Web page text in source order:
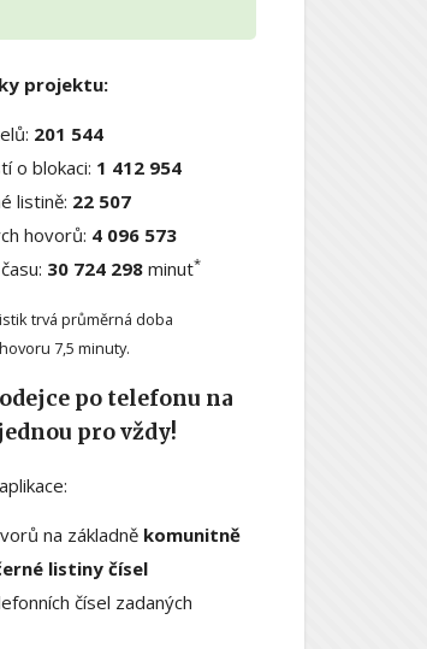
projektu:
201 544
o blokaci: 1 412 954
listině: 22 507
hovorů: 4 096 573
30 724 298minut*
trvá průměrná doba
7,5 minuty.
po telefonu na
pro vždy!
na základně komunitně
listiny čísel
čísel zadaných